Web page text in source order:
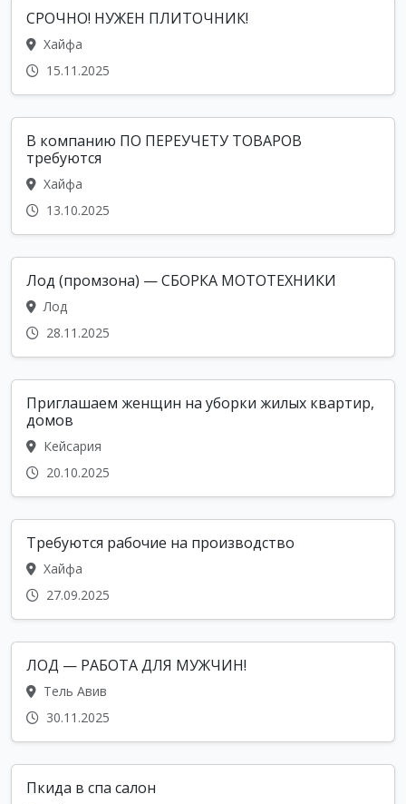
СРОЧНО! НУЖEН ПЛИТОЧНИК!
Хайфа
15.11.2025
В компанию ПО ПЕРЕУЧЕТУ ТОВАРОВ
требуются
Хайфа
13.10.2025
Лод (промзона) — СБОРКА МОТОТЕХНИКИ
Лод
28.11.2025
Приглашаем женщин на уборки жилых квартир,
домов
Кейсария
20.10.2025
Требуются рабочие на производство
Хайфа
27.09.2025
ЛОД — РАБОТА ДЛЯ МУЖЧИН!
Тель Авив
30.11.2025
Пкида в спа салон